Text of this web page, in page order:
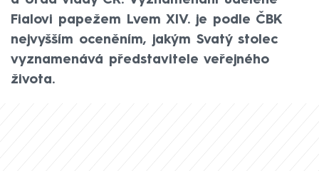
Fialovi papežem Lvem XIV. je podle ČBK
nejvyšším oceněním, jakým Svatý stolec
vyznamenává představitele veřejného
života.